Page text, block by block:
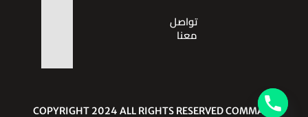
تواصل
معنا
© COPYRIGHT 2024 ALL RIGHTS RESERVED COMMA